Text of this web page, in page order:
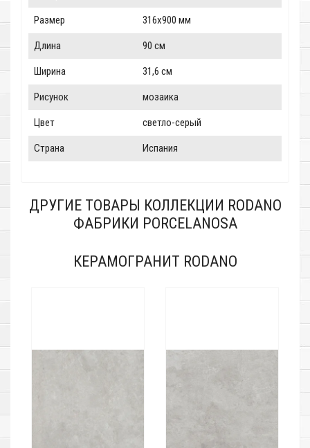
Размер 316x900 мм
Длина 90 см
Ширина 31,6 см
Рисунок мозаика
Цвет светло-серый
Страна Испания
ДРУГИЕ ТОВАРЫ КОЛЛЕКЦИИ RODANO
ФАБРИКИ PORCELANOSA
КЕРАМОГРАНИТ RODANO